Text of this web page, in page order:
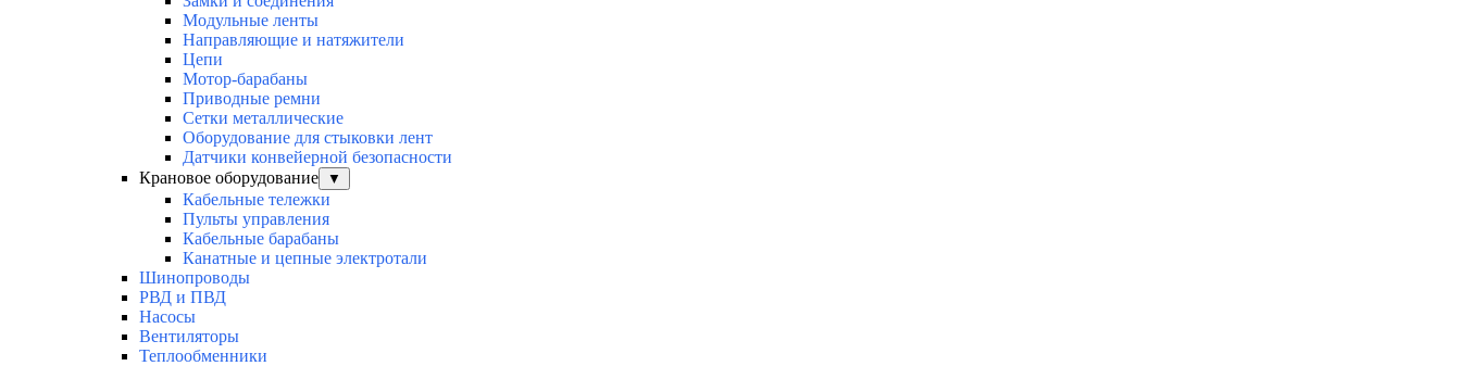
Модульные ленты
Направляющие и натяжители
Цепи
Мотор-барабаны
Приводные ремни
Сетки металлические
Оборудование для стыковки лент
Датчики конвейерной безопасности
Крановое оборудование
▼
Кабельные тележки
Пульты управления
Кабельные барабаны
Канатные и цепные электротали
Шинопроводы
РВД и ПВД
Насосы
Вентиляторы
Теплообменники